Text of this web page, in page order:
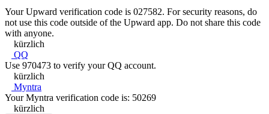
Your Upward verification code is 027582. For security reasons, do
not use this code outside of the Upward app. Do not share this code
with anyone.
kürzlich
QQ
Use 970473 to verify your QQ account.
kürzlich
Myntra
Your Myntra verification code is: 50269
kürzlich